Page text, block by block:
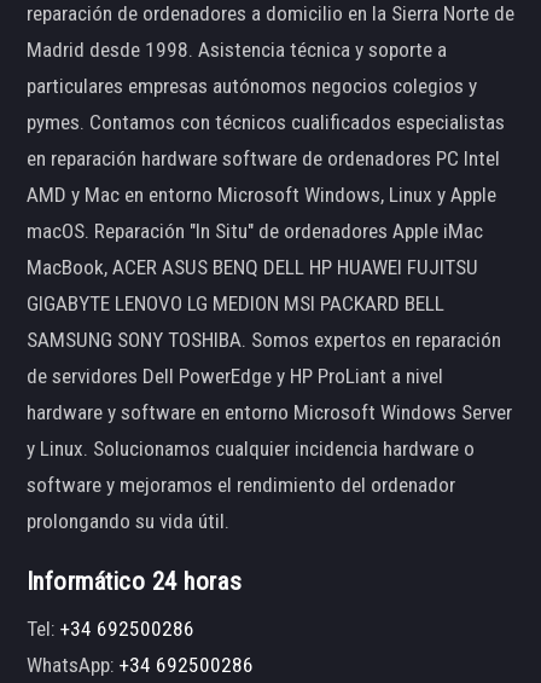
reparación de ordenadores a domicilio en la Sierra Norte de
Madrid desde 1998. Asistencia técnica y soporte a
particulares empresas autónomos negocios colegios y
pymes. Contamos con técnicos cualificados especialistas
en reparación hardware software de ordenadores PC Intel
AMD y Mac en entorno Microsoft Windows, Linux y Apple
macOS. Reparación "In Situ" de ordenadores Apple iMac
MacBook, ACER ASUS BENQ DELL HP HUAWEI FUJITSU
GIGABYTE LENOVO LG MEDION MSI PACKARD BELL
SAMSUNG SONY TOSHIBA. Somos expertos en reparación
de servidores Dell PowerEdge y HP ProLiant a nivel
hardware y software en entorno Microsoft Windows Server
y Linux. Solucionamos cualquier incidencia hardware o
software y mejoramos el rendimiento del ordenador
prolongando su vida útil.
Informático 24 horas
Tel:+34 692500286
WhatsApp:+34 692500286